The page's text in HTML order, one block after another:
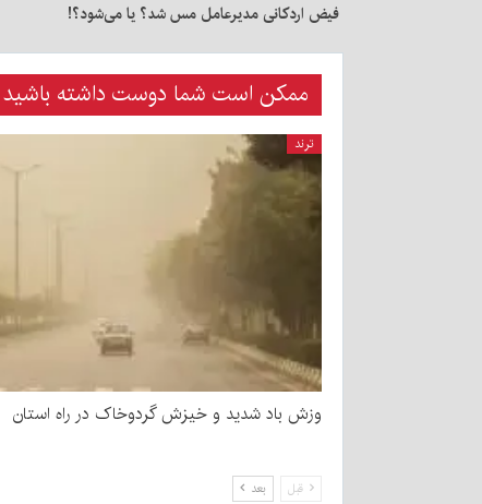
فیض اردکانی مدیرعامل مس شد؟ یا می‌شود؟!
ممکن است شما دوست داشته باشید
ترند
وزش باد شدید و خیزش گردوخاک در راه استان
قبل بعد